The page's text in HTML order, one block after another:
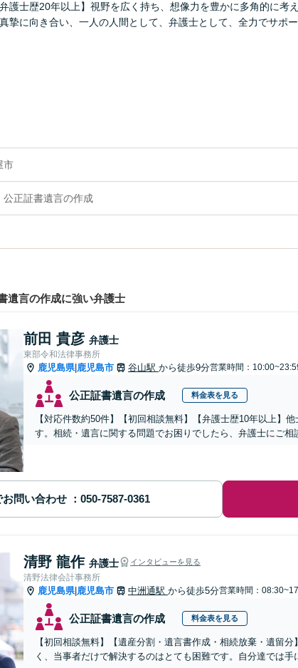
弁護士歴20年以上】視野を広く持ち、想像力を豊かに多角的に考
摯に向き合い、一人の人間として、弁護士として、全力でサポー
市
公正証書遺言の作成
遺言の作成に強い弁護士
前田 貴彦 弁護士
東部令和法律事務所
鹿児島県| 鹿児島市 谷山駅 から徒歩9分営業時間：
公正証書遺言の作成 料金表を見る
【対応件数約50件】【初回相談無料】【弁護士歴10年以上】
す。相続・遺言に関する問題でお困りでしたら、弁護士にご相
お問い合わせ
清野 龍作 弁護士 インタビューを見る
清野法律会計事務所
鹿児島県| 鹿児島市 中洲通駅 から徒歩5分営業時間：
公正証書遺言の作成 料金表を見る
【初回相談無料】【遺産分割・遺言書作成・相続放棄・遺留
く、当事者だけで解決するのはとても困難です。自分達では